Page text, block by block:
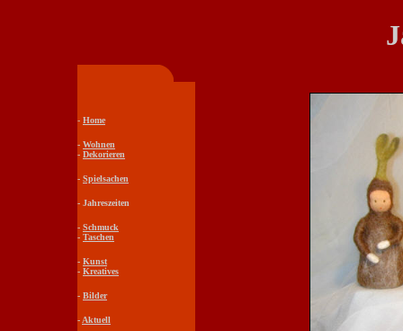
- Home
- Wohnen
- Dekorieren
- Spielsachen
- Jahreszeiten
- Schmuck
- Taschen
- Kunst
- Kreatives
- Bilder
- Aktuell